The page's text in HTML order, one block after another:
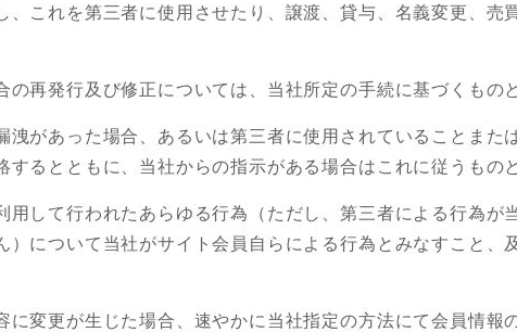
、これを第三者に使用させたり、譲渡、貸与、名義変更、売
再発行及び修正については、当社所定の手続に基づくもの
洩があった場合、あるいは第三者に使用されていることまた
るとともに、当社からの指示がある場合はこれに従うもの
用して行われたあらゆる行為（ただし、第三者による行為が
）について当社がサイト会員自らによる行為とみなすこと、
に変更が生じた場合、速やかに当社指定の方法にて会員情報